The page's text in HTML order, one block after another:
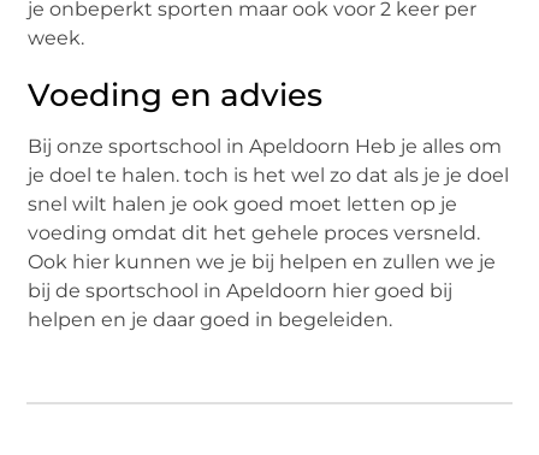
je onbeperkt sporten maar ook voor 2 keer per
week.
Voeding en advies
Bij onze sportschool in Apeldoorn Heb je alles om
je doel te halen. toch is het wel zo dat als je je doel
snel wilt halen je ook goed moet letten op je
voeding omdat dit het gehele proces versneld.
Ook hier kunnen we je bij helpen en zullen we je
bij de sportschool in Apeldoorn hier goed bij
helpen en je daar goed in begeleiden.